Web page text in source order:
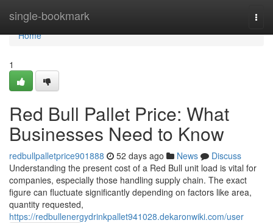
single-bookmark
Home
Home
1
Red Bull Pallet Price: What
Businesses Need to Know
redbullpalletprice901888 52 days ago News
Discuss
Understanding the present cost of a Red Bull unit load is vital for
companies, especially those handling supply chain. The exact
figure can fluctuate significantly depending on factors like area,
quantity requested,
https://redbullenergydrinkpallet941028.dekaronwiki.com/user